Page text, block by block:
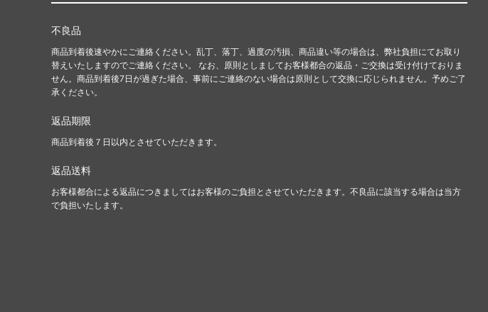
不良品
商品到着後速やかにご連絡ください。乱丁、落丁、過度の汚損、商品違い等の場合は、弊社負担にてお取り
替えいたしますのでご連絡ください。 なお、原則としましてお客様都合の返品・ご交換は受け付けておりま
せん。商品到着後7日が過ぎた場合、事前にご連絡のない場合は原則として交換に応じられません。予めご了
承ください。
返品期限
商品到着後７日以内とさせていただきます。
返品送料
お客様都合による返品につきましてはお客様のご負担とさせていただきます。不良品に該当する場合は当方
で負担いたします。